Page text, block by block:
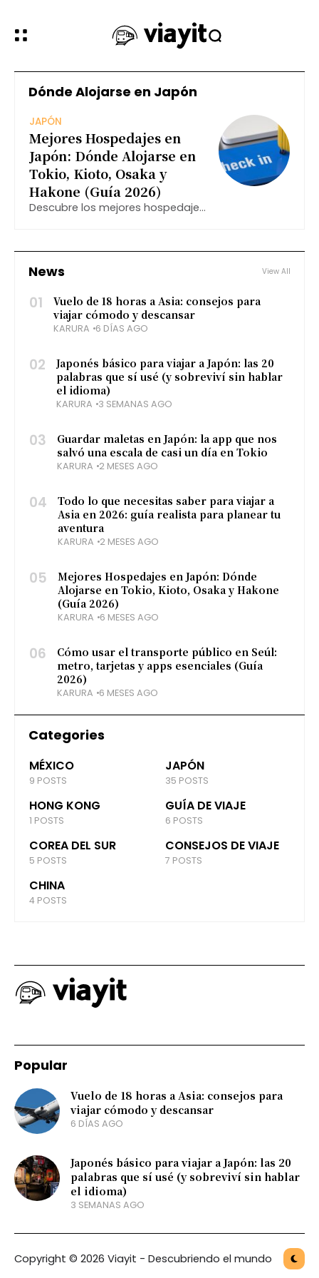
Dónde Alojarse en Japón
JAPÓN
Mejores Hospedajes en
Japón: Dónde Alojarse en
Tokio, Kioto, Osaka y
Hakone (Guía 2026)
Descubre los mejores hospedajes
tradicionales con excelente
ubicación.
News View All
01
Vuelo de 18 horas a Asia: consejos para
viajar cómodo y descansar
KARURA 6 DÍAS AGO
02
Japonés básico para viajar a Japón: las 20
palabras que sí usé (y sobreviví sin hablar
el idioma)
KARURA 3 SEMANAS AGO
03
Guardar maletas en Japón: la app que nos
salvó una escala de casi un día en Tokio
KARURA 2 MESES AGO
04
Todo lo que necesitas saber para viajar a
Asia en 2026: guía realista para planear tu
aventura
KARURA 2 MESES AGO
05
Mejores Hospedajes en Japón: Dónde
Alojarse en Tokio, Kioto, Osaka y Hakone
(Guía 2026)
KARURA 6 MESES AGO
06
Cómo usar el transporte público en Seúl:
metro, tarjetas y apps esenciales (Guía
2026)
KARURA 6 MESES AGO
Categories
MÉXICO
9 POSTS
JAPÓN
35 POSTS
HONG KONG
1 POSTS
GUÍA DE VIAJE
6 POSTS
COREA DEL SUR
5 POSTS
CONSEJOS DE VIAJE
7 POSTS
CHINA
4 POSTS
Popular
Vuelo de 18 horas a Asia: consejos para
viajar cómodo y descansar
6 DÍAS AGO
Japonés básico para viajar a Japón: las 20
palabras que sí usé (y sobreviví sin hablar
el idioma)
3 SEMANAS AGO
Copyright © 2026 Viayit - Descubriendo el mundo